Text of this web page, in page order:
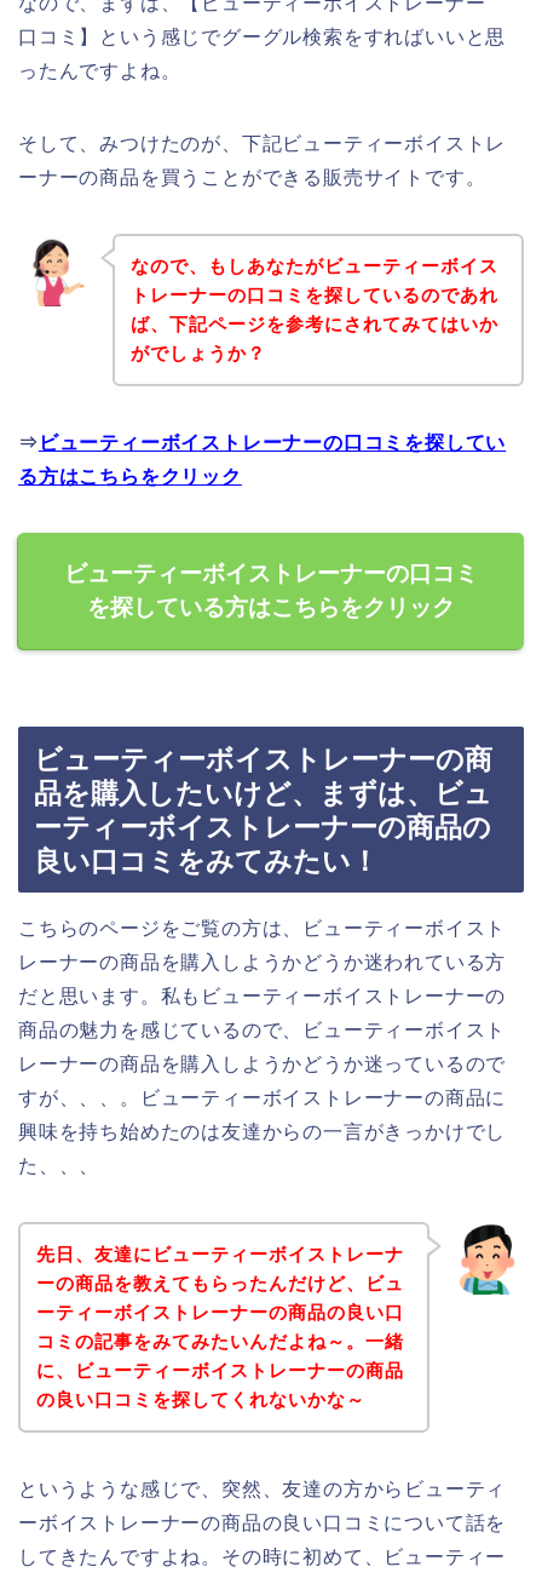
口コミ】という感じでグーグル検索をすればいいと思
ったんですよね。
そして、みつけたのが、下記ビューティーボイストレ
ーナーの商品を買うことができる販売サイトです。
なので、もしあなたがビューティーボイス
トレーナーの口コミを探しているのであれ
ば、下記ページを参考にされてみてはいか
がでしょうか？
⇒ ビューティーボイストレーナーの口コミを探してい
る方はこちらをクリック
ビューティーボイストレーナーの口コミ
を探している方はこちらをクリック
ビューティーボイストレーナーの商
品を購入したいけど、まずは、ビュ
ーティーボイストレーナーの商品の
良い口コミをみてみたい！
こちらのページをご覧の方は、ビューティーボイスト
レーナーの商品を購入しようかどうか迷われている方
だと思います。私もビューティーボイストレーナーの
商品の魅力を感じているので、ビューティーボイスト
レーナーの商品を購入しようかどうか迷っているので
すが、、、。ビューティーボイストレーナーの商品に
興味を持ち始めたのは友達からの一言がきっかけでし
た、、、
先日、友達にビューティーボイストレーナ
ーの商品を教えてもらったんだけど、ビュ
ーティーボイストレーナーの商品の良い口
コミの記事をみてみたいんだよね～。一緒
に、ビューティーボイストレーナーの商品
の良い口コミを探してくれないかな～
というような感じで、突然、友達の方からビューティ
ーボイストレーナーの商品の良い口コミについて話を
してきたんですよね。その時に初めて、ビューティー